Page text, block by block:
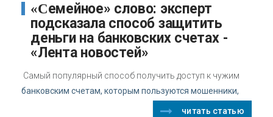
«Семейное» слово: эксперт
подсказала способ защитить
деньги на банковских счетах -
«Лента новостей»
Самый популярный способ получить доступ к чужим
банковским счетам, которым пользуются мошенники,
читать статью